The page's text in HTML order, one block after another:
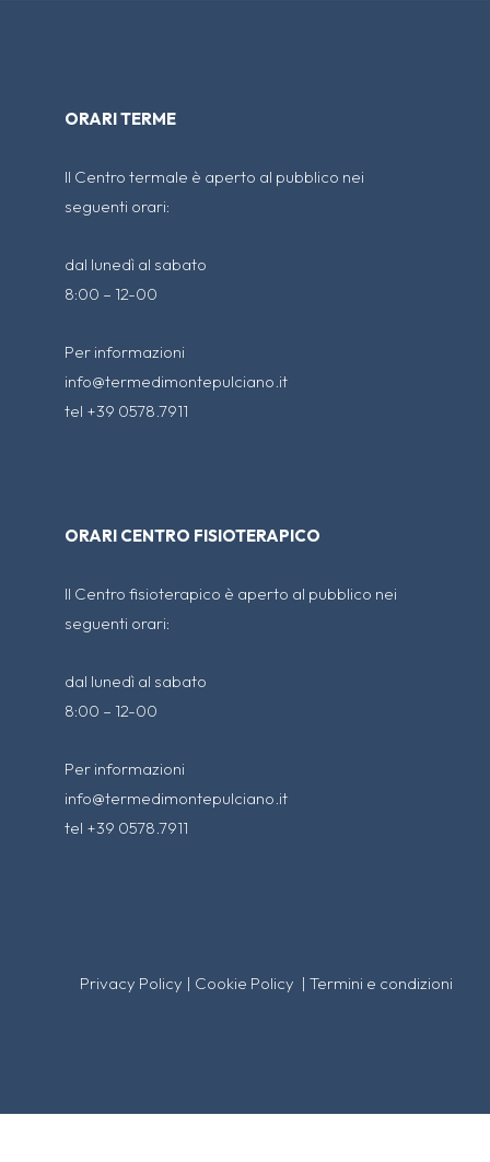
ORARI TERME
Il Centro termale è aperto al pubblico nei
seguenti orari:
dal lunedì al sabato
8:00 – 12-00
Per informazioni
info@termedimontepulciano.it
tel +39 0578.7911
ORARI CENTRO FISIOTERAPICO
Il Centro fisioterapico è aperto al pubblico nei
seguenti orari:
dal lunedì al sabato
8:00 – 12-00
Per informazioni
info@termedimontepulciano.it
tel +39 0578.7911
Privacy Policy | Cookie Policy |Termini e condizioni